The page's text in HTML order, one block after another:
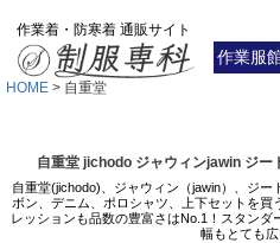
作業着・防寒着 通販サイト
作業服
HOME 自重堂
自重堂 jichodo ジャウィンjawin ジ
自重堂(jichodo)、ジャウィン（jawin）、ジ
ボン、デニム、ポロシャツ、上下セットを
レッションも品数の豊富さはNo.1！スタン
幅もとても広